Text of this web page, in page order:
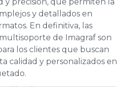
y detallados en
En definitiva, las
de Imagraf son
los clientes que buscan
calidad y personalizados en